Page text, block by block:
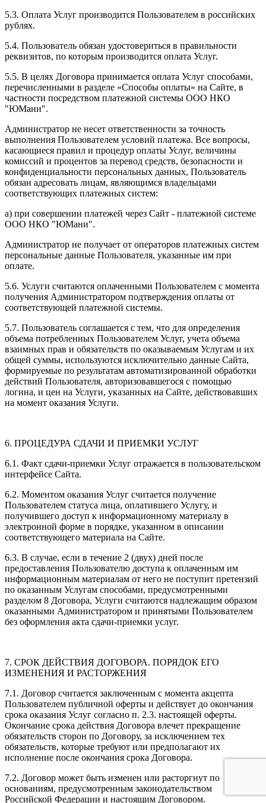
5.3. Оплата Услуг производится Пользователем в российских
рублях.
5.4. Пользователь обязан удостовериться в правильности
реквизитов, по которым производится оплата Услуг.
5.5. В целях Договора принимается оплата Услуг способами,
перечисленными в разделе «Способы оплаты» на Сайте, в
частности посредством платежной системы ООО НКО
"ЮМани".
Администратор не несет ответственности за точность
выполнения Пользователем условий платежа. Все вопросы,
касающиеся правил и процедур оплаты Услуг, величины
комиссий и процентов за перевод средств, безопасности и
конфиденциальности персональных данных, Пользователь
обязан адресовать лицам, являющимся владельцами
соответствующих платежных систем:
а) при совершении платежей через Сайт - платежной системе
ООО НКО "ЮМани".
Администратор не получает от операторов платежных систем
персональные данные Пользователя, указанные им при
оплате.
5.6. Услуги считаются оплаченными Пользователем с момента
получения Администратором подтверждения оплаты от
соответствующей платежной системы.
5.7. Пользователь соглашается с тем, что для определения
объема потребленных Пользователем Услуг, учета объема
взаимных прав и обязательств по оказываемым Услугам и их
общей суммы, используются исключительно данные Сайта,
формируемые по результатам автоматизированной обработки
действий Пользователя, авторизовавшегося с помощью
логина, и цен на Услуги, указанных на Сайте, действовавших
на момент оказания Услуги.
6. ПРОЦЕДУРА СДАЧИ И ПРИЕМКИ УСЛУГ
6.1. Факт сдачи-приемки Услуг отражается в пользовательском
интерфейсе Сайта.
6.2. Моментом оказания Услуг считается получение
Пользователем статуса лица, оплатившего Услугу, и
получившего доступ к информационному материалу в
электронной форме в порядке, указанном в описании
соответствующего материала на Сайте.
6.3. В случае, если в течение 2 (двух) дней после
предоставления Пользователю доступа к оплаченным им
информационным материалам от него не поступит претензий
по оказанным Услугам способами, предусмотренными
разделом 8 Договора, Услуги считаются надлежащим образом
оказанными Администратором и принятыми Пользователем
без оформления акта сдачи-приемки услуг.
7. СРОК ДЕЙСТВИЯ ДОГОВОРА. ПОРЯДОК ЕГО
ИЗМЕНЕНИЯ И РАСТОРЖЕНИЯ
7.1. Договор считается заключенным с момента акцепта
Пользователем публичной оферты и действует до окончания
срока оказания Услуг согласно п. 2.3. настоящей оферты.
Окончание срока действия Договора влечет прекращение
обязательств сторон по Договору, за исключением тех
обязательств, которые требуют или предполагают их
исполнение после окончания срока Договора.
7.2. Договор может быть изменен или расторгнут по
основаниям, предусмотренным законодательством
Российской Федерации и настоящим Договором.